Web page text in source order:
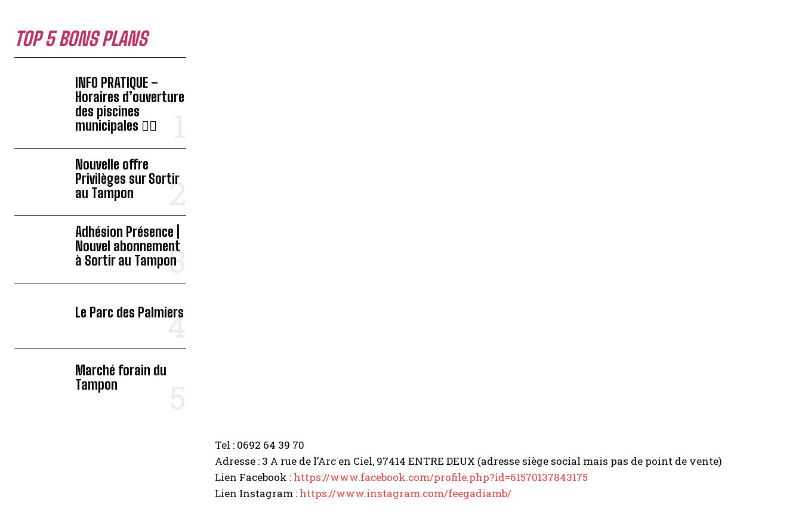
TOP 5 BONS PLANS
INFO PRATIQUE –
Horaires d’ouverture
des piscines
municipales 🏊‍♂️
Nouvelle offre
Privilèges sur Sortir
au Tampon
Adhésion Présence |
Nouvel abonnement
à Sortir au Tampon
Le Parc des Palmiers
Marché forain du
Tampon
Tel : 0692 64 39 70
Adresse : 3 A rue de l’Arc en Ciel, 97414 ENTRE DEUX (adresse siège social mais pas de point de vente)
Lien Facebook : https://www.facebook.com/profile.php?id=61570137843175
Lien Instagram : https://www.instagram.com/feegadiamb/